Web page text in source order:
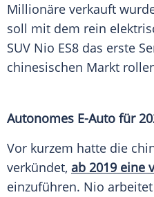
Millionäre verkauft
soll mit dem rein
SUV Nio ES8 das erste
chinesischen Markt
Autonomes E-Auto für
Vor kurzem hatte die
verkündet, ab 2019 eine
einzuführen. Nio